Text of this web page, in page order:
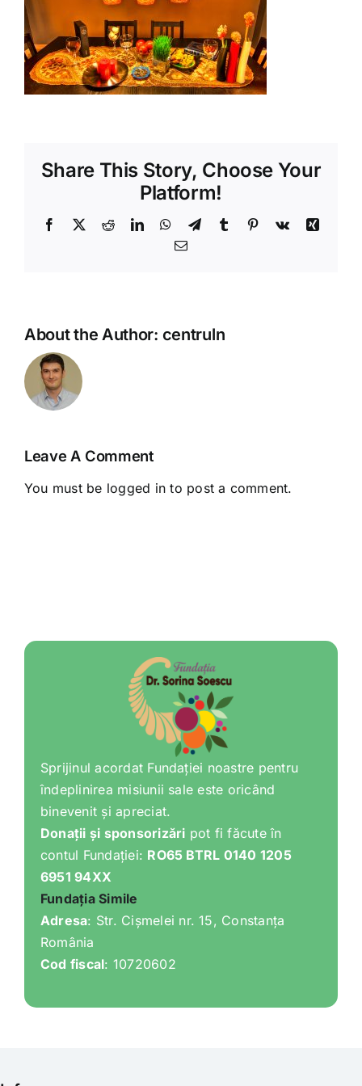
Shop
Tratamente naturale
Share This Story, Choose Your
Platform!
Facebook
X RedditLinkedInWhatsApp
TelegramTumblr Pinterest
Vk
Xing
Email
About the Author: centruln
Leave A Comment
You must be logged in to post a comment.
Sprijinul acordat Fundației noastre pentru
îndeplinirea misiunii sale este oricând
binevenit și apreciat.
Donații și sponsorizări pot fi făcute în
contul Fundației: RO65 BTRL 0140 1205
6951 94XX
Fundația Simile
Adresa: Str. Cișmelei nr. 15, Constanța
România
Cod fiscal: 10720602